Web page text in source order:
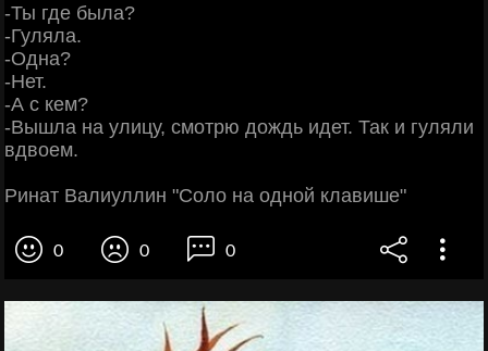
-Ты где была?
-Гуляла.
-Одна?
-Нет.
-А с кем?
-Вышла на улицу, смотрю дождь идет. Так и гуляли
вдвоем.
Ринат Валиуллин "Соло на одной клавише"
0 0 0